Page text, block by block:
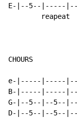
E-|--5--|-----
reapeat
CHOURS
e-|-----|-----
B-|-----|-----
G-|--5--|--5--
D-|--5--|--5--